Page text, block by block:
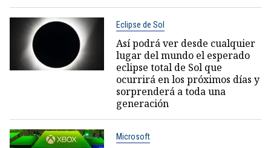
Eclipse de Sol
Así podrá ver desde cualquier
lugar del mundo el esperado
eclipse total de Sol que
ocurrirá en los próximos días y
sorprenderá a toda una
generación
Microsoft